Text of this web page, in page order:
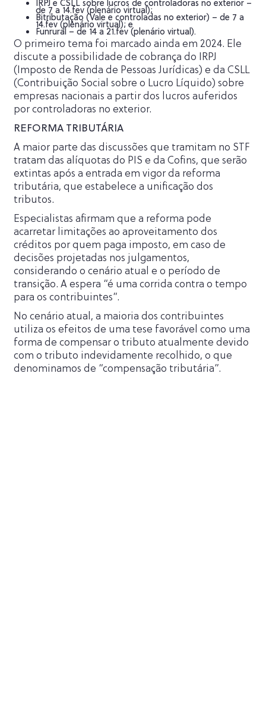
IRPJ e CSLL sobre lucros de controladoras no exterior –
de 7 a 14.fev (plenário virtual);
Bitributação (Vale e controladas no exterior) – de 7 a
14.fev (plenário virtual); e
Funrural – de 14 a 21.fev (plenário virtual).
O primeiro tema foi marcado ainda em 2024. Ele
discute a possibilidade de cobrança do IRPJ
(Imposto de Renda de Pessoas Jurídicas) e da CSLL
(Contribuição Social sobre o Lucro Líquido) sobre
empresas nacionais a partir dos lucros auferidos
por controladoras no exterior.
REFORMA TRIBUTÁRIA
A maior parte das discussões que tramitam no STF
tratam das alíquotas do PIS e da Cofins, que serão
extintas após a entrada em vigor da reforma
tributária, que estabelece a unificação dos
tributos.
Especialistas afirmam que a reforma pode
acarretar limitações ao aproveitamento dos
créditos por quem paga imposto, em caso de
decisões projetadas nos julgamentos,
considerando o cenário atual e o período de
transição. A espera “é uma corrida contra o tempo
para os contribuintes”.
No cenário atual, a maioria dos contribuintes
utiliza os efeitos de uma tese favorável como uma
forma de compensar o tributo atualmente devido
com o tributo indevidamente recolhido, o que
denominamos de “compensação tributária”.